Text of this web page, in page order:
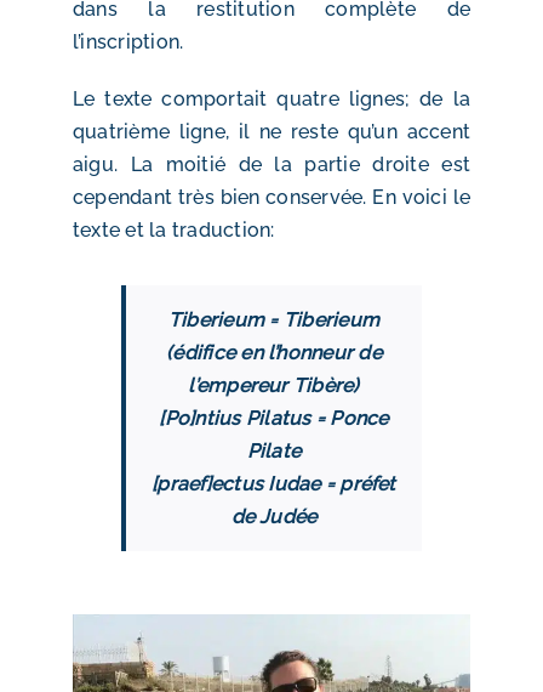
dans la restitution complète de
l’inscription.
Le texte comportait quatre lignes; de la
quatrième ligne, il ne reste qu’un accent
aigu. La moitié de la partie droite est
cependant très bien conservée. En voici le
texte et la traduction:
Tiberieum = Tiberieum
(édifice en l’honneur de
l’empereur Tibère)
[Po]ntius Pilatus = Ponce
Pilate
[praef]ectus Iudae = préfet
de Judée